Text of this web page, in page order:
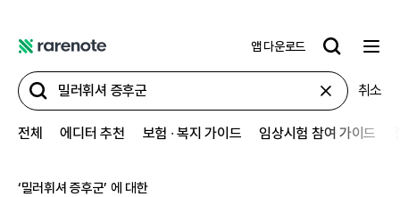
어
노
트
앱 다운로드
취소
전체 에디터 추천 보험 ∙ 복지 가이드 임상시험 참여 가이드
‘밀러휘셔 증후군’ 에 대한